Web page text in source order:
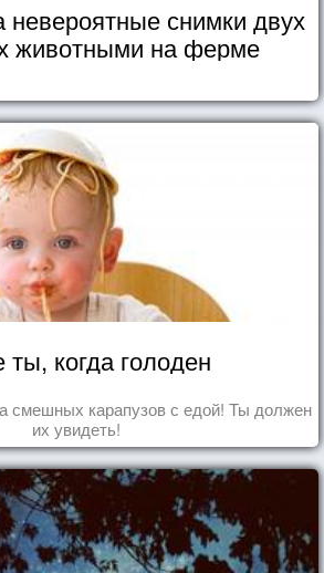
невероятные снимки двух
животными на ферме
когда голоден
смешных карапузов с едой! Ты должен
их увидеть!